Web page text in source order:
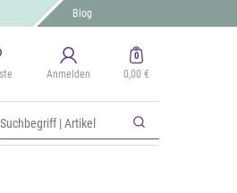
Blog
Anmelden
0
0,00 €